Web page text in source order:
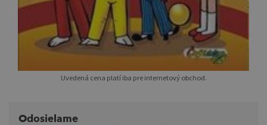
Uvedená cena platí iba pre internetový obchod.
Odosielame